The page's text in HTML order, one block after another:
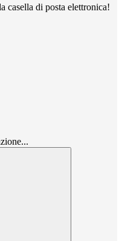
casella di posta elettronica!